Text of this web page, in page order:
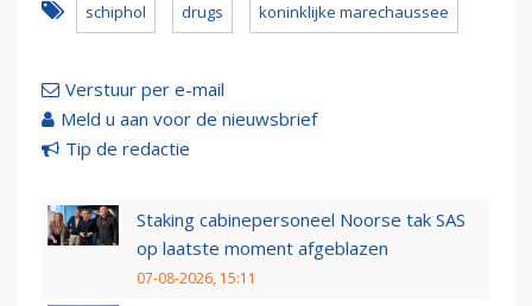
schiphol drugs koninklijke marechaussee
Verstuur per e-mail
Meld u aan voor de nieuwsbrief
Tip de redactie
Staking cabinepersoneel Noorse tak SAS
op laatste moment afgeblazen
07-08-2026, 15:11